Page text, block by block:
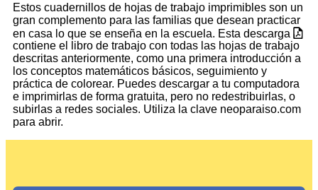
Estos cuadernillos de hojas de trabajo imprimibles son un
gran complemento para las familias que desean practicar
en casa lo que se enseña en la escuela. Esta descarga
contiene el libro de trabajo con todas las hojas de trabajo
descritas anteriormente, como una primera introducción a
los conceptos matemáticos básicos, seguimiento y
práctica de colorear. Puedes descargar a tu computadora
e imprimirlas de forma gratuita, pero no redestribuirlas, o
subirlas a redes sociales. Utiliza la clave neoparaiso.com
para abrir.